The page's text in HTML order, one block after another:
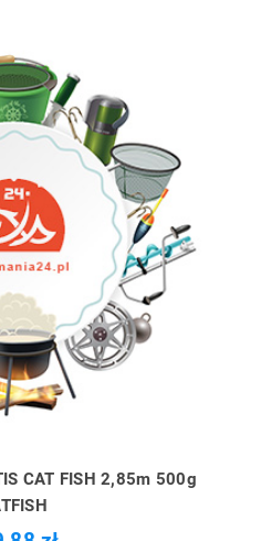
CAT FISH 2,85m 500g